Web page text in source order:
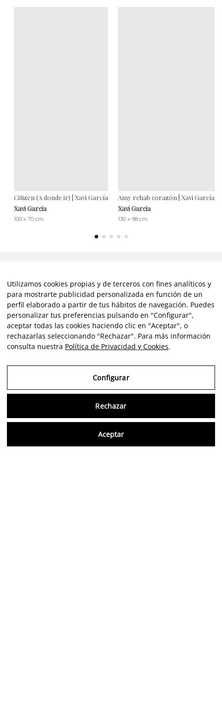
Citizen (A donde ir) | Xavi García
Xavi Garcia
100 x 70 cm
Amy rehab corazón | Xavi García
Xavi Garcia
130 x 98 cm
Opiniones de clientes
★★★★★
Un servicio integral excelente de inicio a fin. Una puerta de
Siendo yo un novato en estos lares, me he sentido muy bien
informado y asesorado por Angela. Carlos transmite un
entusiasmo y una pasión contagiosos. Luis no ha podido hacer
una instalación más virtuosa, se nota su formación artística !
En definitiva un placer
JAVIER DIAZ FORMOSO
Utilizamos cookies propias y de terceros con fines analíticos y
para mostrarte publicidad personalizada en función de un
perfil elaborado a partir de tus hábitos de navegación. Puedes
personalizar tus preferencias pulsando en "Configurar",
aceptar todas las cookies haciendo clic en "Aceptar", o
rechazarlas seleccionando "Rechazar". Para más información
consulta nuestra Política de Privacidad y Cookies.
Configurar
Rechazar
Aceptar